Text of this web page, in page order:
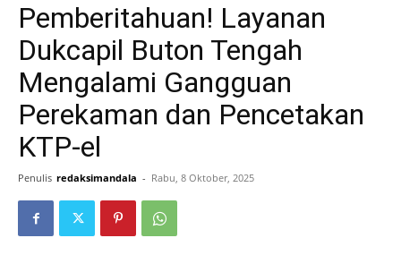
Pemberitahuan! Layanan
Dukcapil Buton Tengah
Mengalami Gangguan
Perekaman dan Pencetakan
KTP-el
Penulis redaksimandala - Rabu, 8 Oktober, 2025